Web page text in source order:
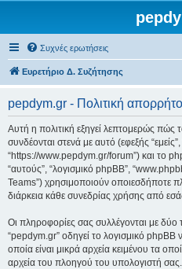
Συχνές ερωτήσεις
Ευρετήριο Δ. Συζήτησης
pepdym.gr - Πολιτική
Αυτή η πολιτική εξηγεί λεπτομερώς πώς
συνδέονται στενά με αυτό (εφεξής
“https://www.pepdym.gr/forum”) και το
“αυτούς”, “λογισμικό phpBB”,
Teams”) χρησιμοποιούν οποιεσδήποτε
διάρκεια κάθε συνεδρίας χρήσης από
Οι πληροφορίες σας συλλέγονται με
“pepdym.gr” οδηγεί το λογισμικό
οποία είναι μικρά αρχεία κειμένου τα
αρχεία του πλοηγού του υπολογιστή